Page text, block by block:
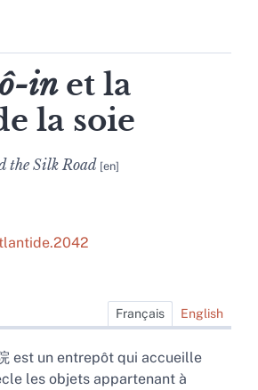
inet la
la soie
the Silk Road
Français English
est un entrepôt qui accueille
les objets appartenant à